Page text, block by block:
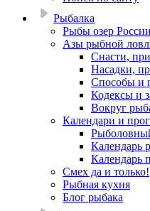
Рыбалка
Рыбы озер России
Азы рыбной
Снасти,
Насадки,
Способы и
Кодексы и
Вокруг
Календари и
Календарь
Календарь
Смех да и только!
Рыбная кухня
Блог рыбака